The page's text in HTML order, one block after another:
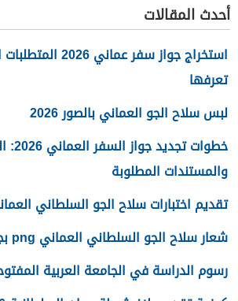
أحدث المقالات
استخراج جواز سفر
تعرفها
لبس سلاح الجو العماني بالصور 2026
خطوات
والمستندات المطلوبة
تقديم اختبارات سلاح الجو السلطاني العماني
شعار سلاح الجو السلطاني العماني png بجودة عالية 2026
رسوم الدراسة في الجامعة العربية